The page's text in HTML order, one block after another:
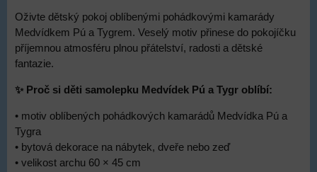
Oživte dětský pokoj oblíbenými pohádkovými kamarády
Medvídkem Pú a Tygrem. Veselý motiv přinese do pokojíčku
příjemnou atmosféru plnou přátelství, radosti a dětské
fantazie.
✨ Proč si děti samolepku Medvídek Pú a Tygr oblíbí:
• motiv oblíbených pohádkových kamarádů Medvídka Pú a
Tygra
• bytová dekorace na nábytek, dveře nebo zeď
• velikost archu 60 × 45 cm